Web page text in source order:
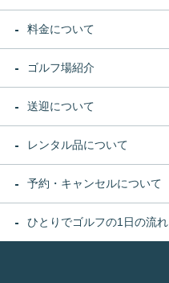
料金について
ゴルフ場紹介
送迎について
レンタル品について
予約・キャンセルについて
ひとりでゴルフの1日の流れ